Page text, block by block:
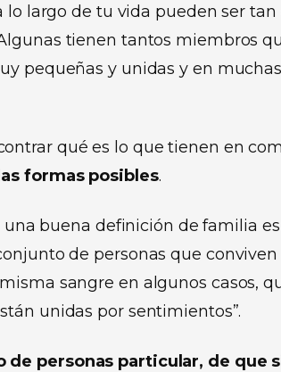
lo largo de tu vida pueden ser
tienen tantos miembros
pequeñas y unidas y en
qué es lo que tienen en
formas posibles.
una buena definición de familia
de personas que
sangre en algunos casos,
unidas por sentimientos”.
de personas particular, de que